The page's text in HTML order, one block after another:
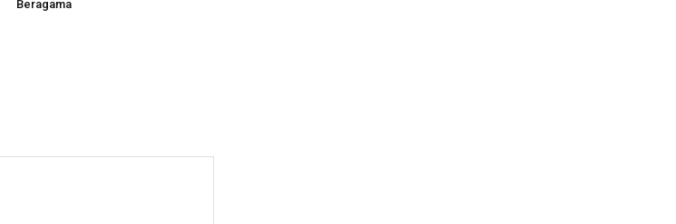
Beragama